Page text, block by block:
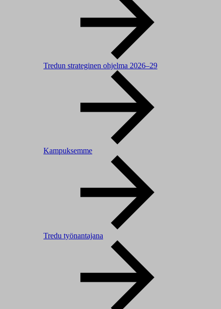
Tredun strateginen ohjelma 2026–29
Kampuksemme
Tredu työnantajana